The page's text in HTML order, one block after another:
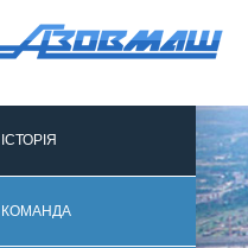
ІСТОРІЯ
КОМАНДА